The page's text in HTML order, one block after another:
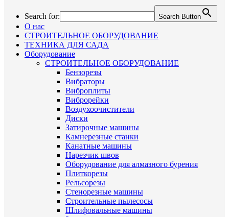
Search for: Search Button
О нас
СТРОИТЕЛЬНОЕ ОБОРУДОВАНИЕ
ТЕХНИКА ДЛЯ САДА
Оборудование
СТРОИТЕЛЬНОЕ ОБОРУДОВАНИЕ
Бензорезы
Вибраторы
Виброплиты
Виброрейки
Воздухоочистители
Диски
Затирочные машины
Камнерезные станки
Канатные машины
Нарезчик швов
Оборудование для алмазного бурения
Плиткорезы
Рельсорезы
Стенорезные машины
Строительные пылесосы
Шлифовальные машины